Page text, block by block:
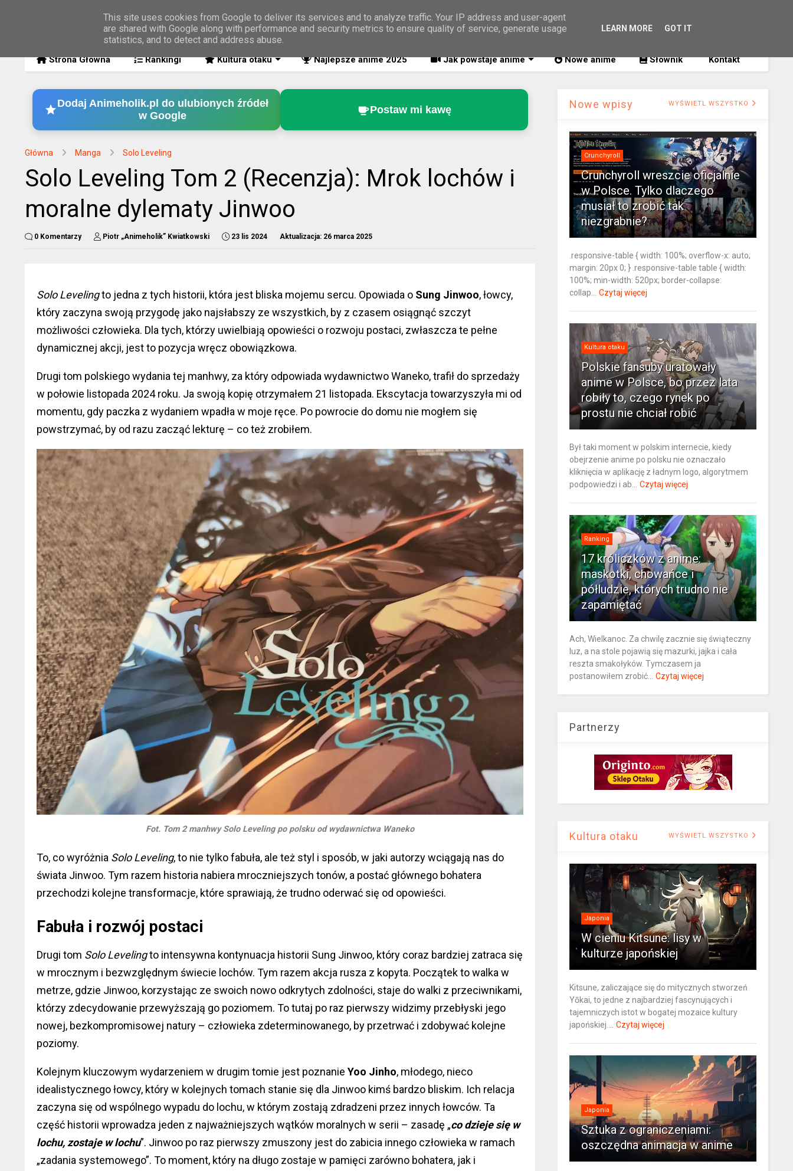
Strona Główna Rankingi Kultura otaku Najlepsze anime 2025 Jak powstaje anime Nowe anime Słownik Kontakt
Dodaj Animeholik.pl do ulubionych źródeł
w Google
Postaw mi kawę
Główna Manga Solo Leveling
Solo Leveling Tom 2 (Recenzja): Mrok lochów i
moralne dylematy Jinwoo
0 Komentarzy Piotr „Animeholik” Kwiatkowski 23 lis 2024 Aktualizacja: 26 marca 2025
Solo Levelingto jedna z tych historii, która jest bliska mojemu sercu. Opowiada o Sung Jinwoo, łowcy,
który zaczyna swoją przygodę jako najsłabszy ze wszystkich, by z czasem osiągnąć szczyt
możliwości człowieka. Dla tych, którzy uwielbiają opowieści o rozwoju postaci, zwłaszcza te pełne
dynamicznej akcji, jest to pozycja wręcz obowiązkowa.
Drugi tom polskiego wydania tej manhwy, za który odpowiada wydawnictwo Waneko, trafił do sprzedaży
w połowie listopada 2024 roku. Ja swoją kopię otrzymałem 21 listopada. Ekscytacja towarzyszyła mi od
momentu, gdy paczka z wydaniem wpadła w moje ręce. Po powrocie do domu nie mogłem się
powstrzymać, by od razu zacząć lekturę – co też zrobiłem.
Fot. Tom 2 manhwy Solo Leveling po polsku od wydawnictwa Waneko
To, co wyróżnia Solo Leveling, to nie tylko fabuła, ale też styl i sposób, w jaki autorzy wciągają nas do
świata Jinwoo. Tym razem historia nabiera mroczniejszych tonów, a postać głównego bohatera
przechodzi kolejne transformacje, które sprawiają, że trudno oderwać się od opowieści.
Fabuła i rozwój postaci
Drugi tom Solo Levelingto intensywna kontynuacja historii Sung Jinwoo, który coraz bardziej zatraca się
w mrocznym i bezwzględnym świecie lochów. Tym razem akcja rusza z kopyta. Początek to walka w
metrze, gdzie Jinwoo, korzystając ze swoich nowo odkrytych zdolności, staje do walki z przeciwnikami,
którzy zdecydowanie przewyższają go poziomem. To tutaj po raz pierwszy widzimy przebłyski jego
nowej, bezkompromisowej natury – człowieka zdeterminowanego, by przetrwać i zdobywać kolejne
poziomy.
Kolejnym kluczowym wydarzeniem w drugim tomie jest poznanie Yoo Jinho, młodego, nieco
idealistycznego łowcy, który w kolejnych tomach stanie się dla Jinwoo kimś bardzo bliskim. Ich relacja
zaczyna się od wspólnego wypadu do lochu, w którym zostają zdradzeni przez innych łowców. Ta
część historii wprowadza jeden z najważniejszych wątków moralnych w serii – zasadę „co dzieje się w
lochu, zostaje w lochu”. Jinwoo po raz pierwszy zmuszony jest do zabicia innego człowieka w ramach
„zadania systemowego”. To moment, który na długo zostaje w pamięci zarówno bohatera, jak i
Nowe wpisy WYŚWIETL WSZYSTKO
Crunchyroll
Crunchyroll wreszcie oficjalnie
w Polsce. Tylko dlaczego
musiał to zrobić tak
niezgrabnie?
.responsive-table { width: 100%; overflow-x: auto;
margin: 20px 0; } .responsive-table table { width:
100%; min-width: 520px; border-collapse:
collap...
Czytaj więcej
Kultura otaku
Polskie fansuby uratowały
anime w Polsce, bo przez lata
robiły to, czego rynek po
prostu nie chciał robić
Był taki moment w polskim internecie, kiedy
obejrzenie anime po polsku nie oznaczało
kliknięcia w aplikację z ładnym logo, algorytmem
podpowiedzi i ab...
Czytaj więcej
Ranking
17 króliczków z anime:
maskotki, chowańce i
półludzie, których trudno nie
zapamiętać
Ach, Wielkanoc. Za chwilę zacznie się świąteczny
luz, a na stole pojawią się mazurki, jajka i cała
reszta smakołyków. Tymczasem ja
postanowiłem zrobić...
Czytaj więcej
Partnerzy
Kultura otaku WYŚWIETL WSZYSTKO
Japonia
W cieniu Kitsune: lisy w
kulturze japońskiej
Kitsune, zaliczające się do mitycznych stworzeń
Yōkai, to jedne z najbardziej fascynujących i
tajemniczych istot w bogatej mozaice kultury
japońskiej....
Czytaj więcej
Japonia
Sztuka z ograniczeniami:
oszczędna animacja w anime
This site uses cookies from Google to deliver its services and to analyze traffic. Your IP address and user-agent
are shared with Google along with performance and security metrics to ensure quality of service, generate usage
statistics, and to detect and address abuse.
LEARN MORE GOT IT